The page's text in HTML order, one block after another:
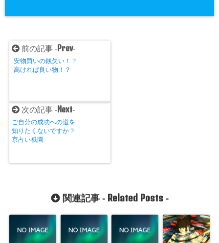
前の記事 - Prev-
安物買いの銭失い！？
高ければ良い物！？
次の記事 - Next-
ご自分の成功への道を
知りたくないですか？
京占い祇園
関連記事 - Related Posts-